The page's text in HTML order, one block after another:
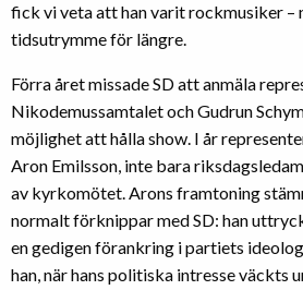
fick vi veta att han varit rockmusiker –
tidsutrymme för längre.
Förra året missade SD att anmäla
Nikodemussamtalet och Gudrun
möjlighet att hålla show. I år
Aron Emilsson, inte bara
av kyrkomötet. Arons framtoning
normalt förknippar med SD: han
en gedigen förankring i partiets
han, när hans politiska intresse väckts